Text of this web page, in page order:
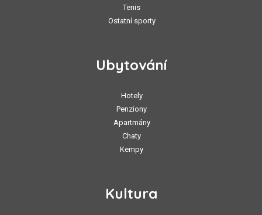
Tenis
Ostatní sporty
Ubytování
Hotely
Penziony
Apartmány
Chaty
Kempy
Kultura